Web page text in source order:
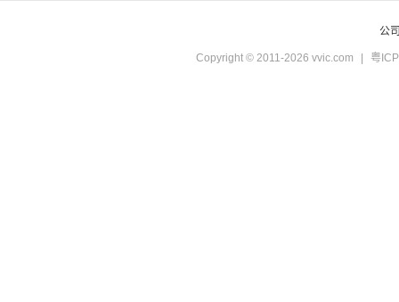
公
Copyright © 2011-2026 vvic.com 粤